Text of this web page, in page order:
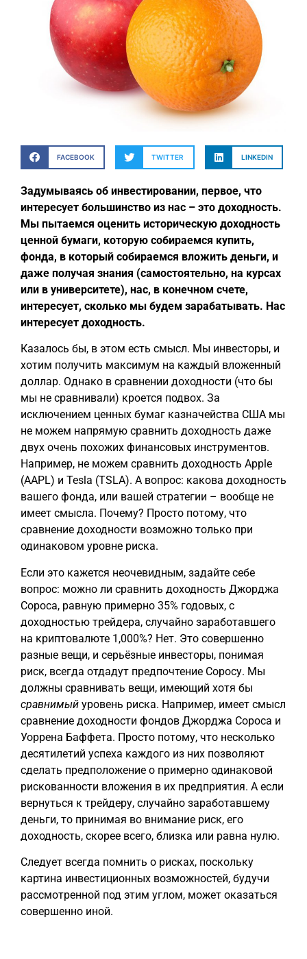
FACEBOOK TWITTER LINKEDIN
Задумываясь об инвестировании, первое, что
интересует большинство из нас – это доходность.
Мы пытаемся оценить историческую доходность
ценной бумаги, которую собираемся купить,
фонда, в который собираемся вложить деньги, и
даже получая знания (самостоятельно, на курсах
или в университете), нас, в конечном счете,
интересует, сколько мы будем зарабатывать. Нас
интересует доходность.
Казалось бы, в этом есть смысл. Мы инвесторы, и
хотим получить максимум на каждый вложенный
доллар. Однако в сравнении доходности (что бы
мы не сравнивали) кроется подвох. За
исключением ценных бумаг казначейства США мы
не можем напрямую сравнить доходность даже
двух очень похожих финансовых инструментов.
Например, не можем сравнить доходность Apple
(AAPL) и Tesla (TSLA). А вопрос: какова доходность
вашего фонда, или вашей стратегии – вообще не
имеет смысла. Почему? Просто потому, что
сравнение доходности возможно только при
одинаковом уровне риска.
Если это кажется неочевидным, задайте себе
вопрос: можно ли сравнить доходность Джорджа
Сороса, равную примерно 35% годовых, с
доходностью трейдера, случайно заработавшего
на криптовалюте 1,000%? Нет. Это совершенно
разные вещи, и серьёзные инвесторы, понимая
риск, всегда отдадут предпочтение Соросу. Мы
должны сравнивать вещи, имеющий хотя бы
сравнимый уровень риска. Например, имеет смысл
сравнение доходности фондов Джорджа Сороса и
Уоррена Баффета. Просто потому, что несколько
десятилетий успеха каждого из них позволяют
сделать предположение о примерно одинаковой
рискованности вложения в их предприятия. А если
вернуться к трейдеру, случайно заработавшему
деньги, то принимая во внимание риск, его
доходность, скорее всего, близка или равна нулю.
Следует всегда помнить о рисках, поскольку
картина инвестиционных возможностей, будучи
рассмотренной под этим углом, может оказаться
совершенно иной.